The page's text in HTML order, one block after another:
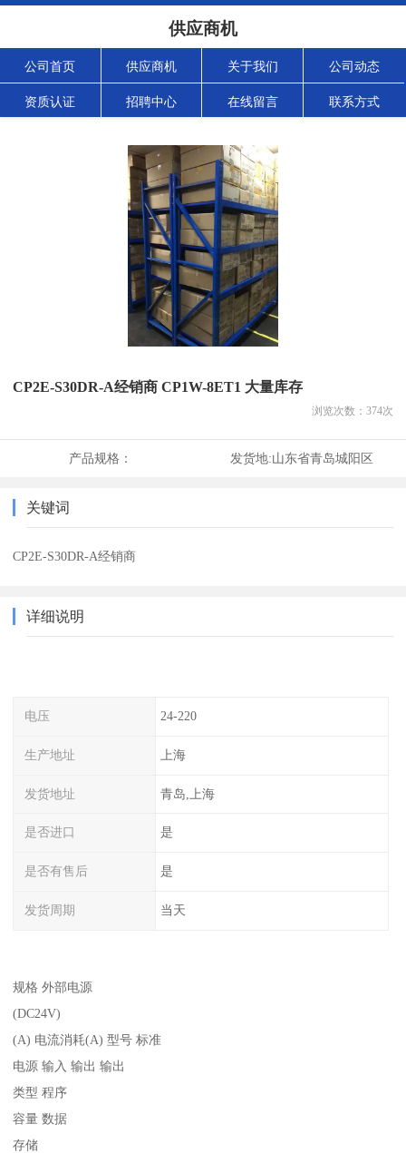
供应商机
公司首页 供应商机 关于我们 公司动态
资质认证 招聘中心 在线留言 联系方式
CP2E-S30DR-A经销商 CP1W-8ET1 大量库存
浏览次数： 374次
产品规格： 发货地:山东省青岛城阳区
关键词
CP2E-S30DR-A经销商
详细说明
电压 24-220
生产地址 上海
发货地址 青岛,上海
是否进口 是
是否有售后 是
发货周期 当天
规格 外部电源
(DC24V)
(A) 电流消耗(A) 型号 标准
电源 输入 输出 输出
类型 程序
容量 数据
存储